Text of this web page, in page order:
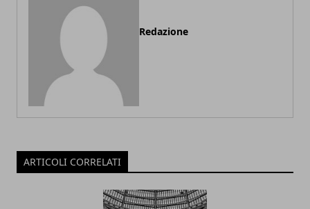
Redazione
ARTICOLI CORRELATI